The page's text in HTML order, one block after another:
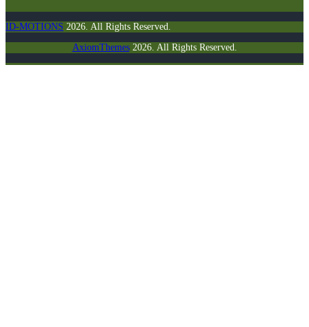
ID-MOTIONS 2026. All Rights Reserved.
AxiomThemes2026. All Rights Reserved.